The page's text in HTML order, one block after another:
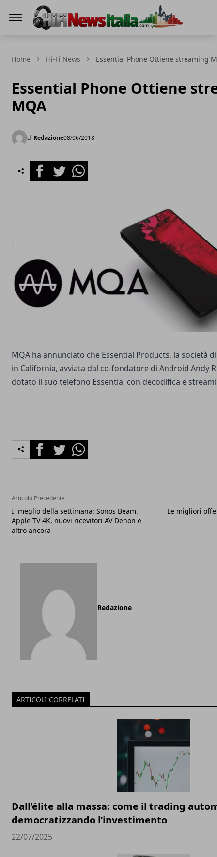
Home Hi-Fi News Essential Phone Ottiene streaming
Essential Phone Ottiene
MQA
di Redazione08/06/2018
FacebookTwitterWhatsapp
MQA ha annunciato che Essential Products, la società
in California, avviata dal co-fondatore di Android Andy
dotato il suo telefono Essential con decodifica e
FacebookTwitterWhatsapp
Articolo Precedente
Il meglio della settimana: Sonos Beam,
Apple TV 4K, nuovi ricevitori AV Denon e
altro ancora
Le migliori
Redazione
ARTICOLI CORRELATI
Dall’élite alla massa: come il trading
democratizzando l’investimento
22/07/2025